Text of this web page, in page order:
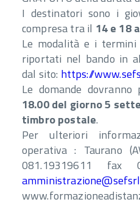
I destinatori sono i
compresa tra il 14 e 18
Le modalità e i termini
riportati nel bando in
dal sito: https://
Le domande
18.00 del giorno 5
timbro postale.
Per ulteriori
operativa : Taurano
081.19319611 fax